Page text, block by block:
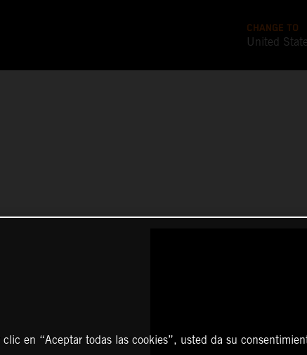
CHANGE TO
United
en “Aceptar todas las cookies”, usted da su